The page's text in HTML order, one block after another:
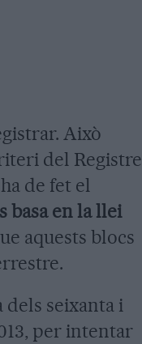
Això
del Registre
de fet el
basa en la llei
aquests blocs
dels seixanta i
per intentar